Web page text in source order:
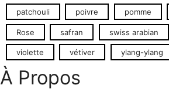
patchouli poivre pomme
Rose safran swiss arabian
violette vétiver ylang-ylang
À Propos